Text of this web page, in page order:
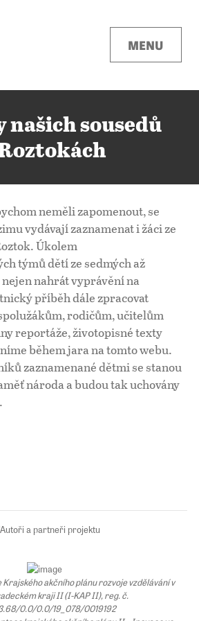
MENU
našich sousedů
neměli zapomenout, se
vydávají zaznamenat i žáci ze
Úkolem
týmů dětí ze sedmých až
nahrát vyprávění na
příběh dále zpracovat
rodičům, učitelům
reportáže, životopisné texty
během jara na tomto webu.
zaznamenané dětmi se stanou
národa a budou tak uchovány
akčního plánu rozvoje vzdělávání v
kraji II (I-KAP II), reg. č.
0.0/0.0/19_078/0019192